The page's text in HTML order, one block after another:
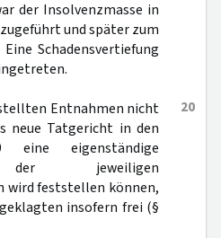
der Insolvenzmasse in
und später zum
Schadensvertiefung
20
Entnahmen nicht
neue Tatgericht in den
eigenständige
der jeweiligen
wird feststellen können,
insofern frei (§